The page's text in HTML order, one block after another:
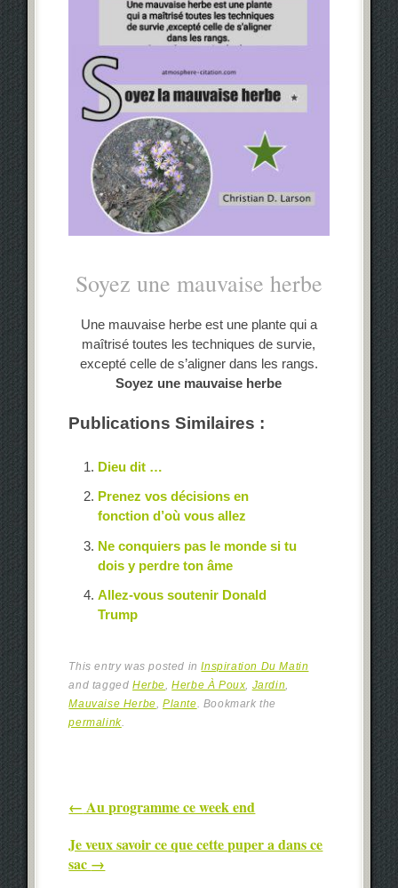
Soyez une mauvaise herbe
Une mauvaise herbe est une plante qui a
maîtrisé toutes les techniques de survie,
excepté celle de s’aligner dans les rangs.
Soyez une mauvaise herbe
Publications Similaires :
Dieu dit …
Prenez vos décisions en
fonction d’où vous allez
Ne conquiers pas le monde si tu
dois y perdre ton âme
Allez-vous soutenir Donald
Trump
This entry was posted inInspiration Du Matin
and taggedHerbe,Herbe À Poux, Jardin,
Mauvaise Herbe,Plante. Bookmark the
permalink.
Post navigation
← Au programme ce week end
Je veux savoir ce que cette puper a dans ce
sac →